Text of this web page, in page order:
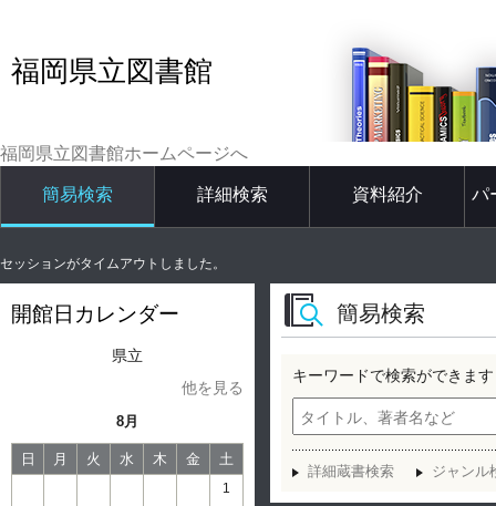
福岡県立図書館
福岡県立図書館ホームページへ
簡易検索 詳細検索 資料紹介 パ
セッションがタイムアウトしました。
開館日カレンダー
県立
他を見る
8月
日 月 火 水 木 金 土
1
簡易検索
キーワードで検索ができます
詳細蔵書検索 ジャンル